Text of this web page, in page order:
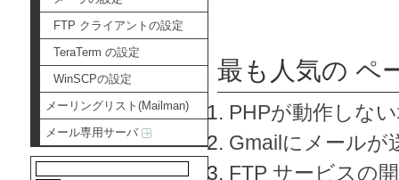
FTP クライアントの設定
TeraTerm の設定
WinSCPの設定
メーリングリスト(Mailman)
メール専用サーバ
最も人気の ペ
PHPが動作しな
Gmailにメールが
FTP サービスの